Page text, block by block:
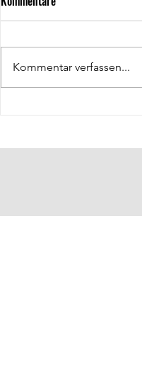
Kommentar verfassen...